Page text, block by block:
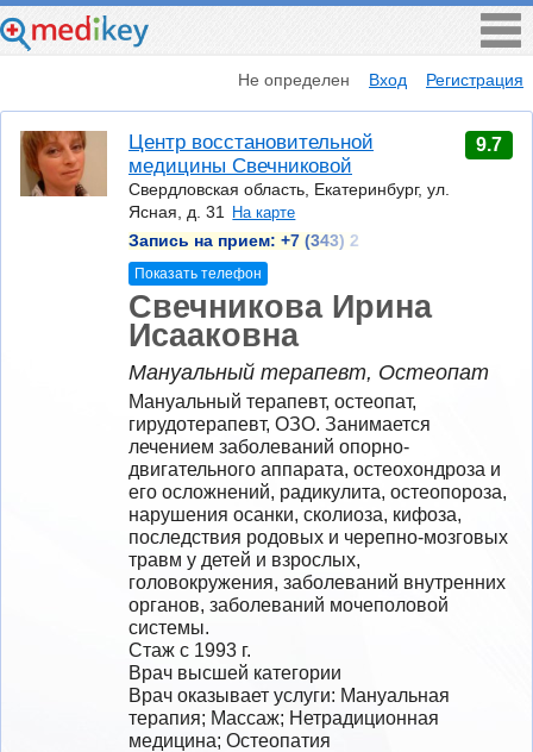
Не определен Вход Регистрация
Центр восстановительной
медицины Свечниковой
Свердловская область, Екатеринбург, ул.
Ясная, д. 31
На карте
Запись на прием: +7 (343) 2
Показать телефон
9.7
Свечникова Ирина
Исааковна
Мануальный терапевт, Остеопат
Мануальный терапевт, остеопат,
гирудотерапевт, ОЗО. Занимается
лечением заболеваний опорно-
двигательного аппарата, остеохондроза и
его осложнений, радикулита, остеопороза,
нарушения осанки, сколиоза, кифоза,
последствия родовых и черепно-мозговых
травм у детей и взрослых,
головокружения, заболеваний внутренних
органов, заболеваний мочеполовой
системы.
Стаж с 1993 г.
Врач высшей категории
Врач оказывает услуги: Мануальная
терапия; Массаж; Нетрадиционная
медицина; Остеопатия